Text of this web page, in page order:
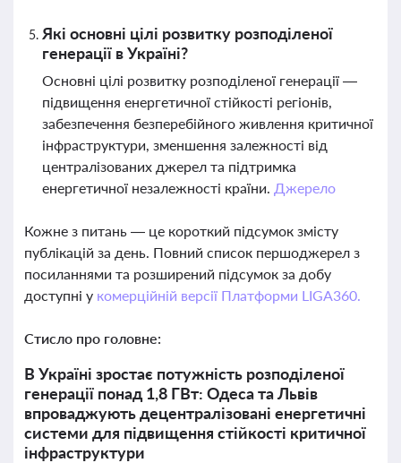
Які основні цілі розвитку розподіленої
генерації в Україні?
Основні цілі розвитку розподіленої генерації —
підвищення енергетичної стійкості регіонів,
забезпечення безперебійного живлення критичної
інфраструктури, зменшення залежності від
централізованих джерел та підтримка
енергетичної незалежності країни. Джерело
Кожне з питань — це короткий підсумок змісту
публікацій за день. Повний список першоджерел з
посиланнями та розширений підсумок за добу
доступні у комерційній версії Платформи LIGA360.
Стисло про головне:
В Україні зростає потужність розподіленої
генерації понад 1,8 ГВт: Одеса та Львів
впроваджують децентралізовані енергетичні
системи для підвищення стійкості критичної
інфраструктури